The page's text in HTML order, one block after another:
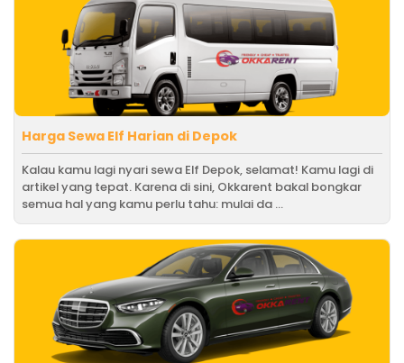
Harga Sewa Elf Harian di Depok
Kalau kamu lagi nyari sewa Elf Depok, selamat! Kamu lagi di
artikel yang tepat. Karena di sini, Okkarent bakal bongkar
semua hal yang kamu perlu tahu: mulai da ...